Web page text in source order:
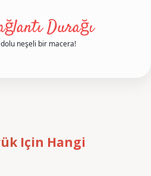
Durağı
neşeli bir macera!
Için Hangi